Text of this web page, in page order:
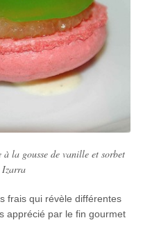
à la gousse de vanille et sorbet
Izarra
frais qui révèle différentes
apprécié par le fin gourmet